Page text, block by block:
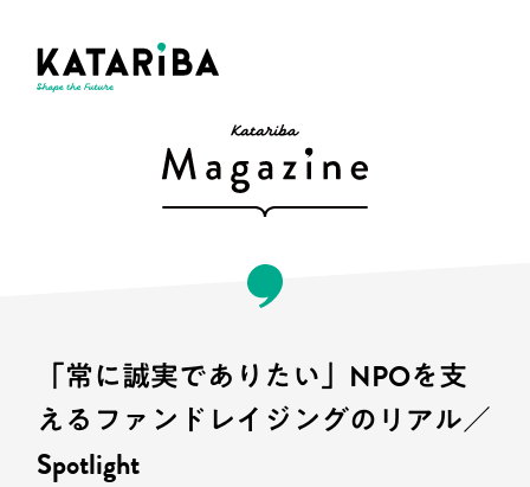
「常に誠実でありたい」NPOを支
えるファンドレイジングのリアル／
Spotlight